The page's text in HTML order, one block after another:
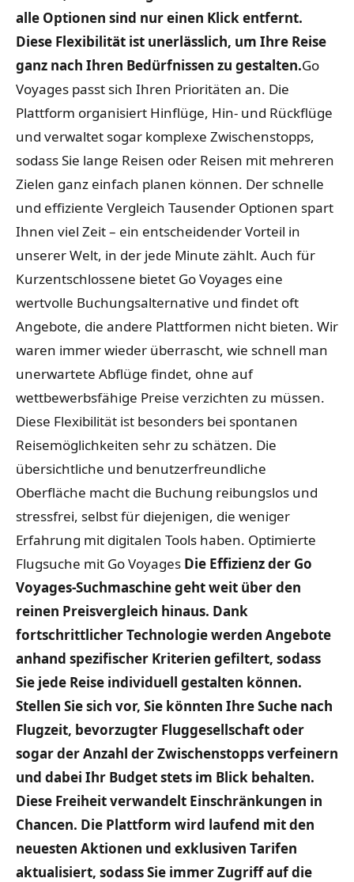
alle Optionen sind nur einen Klick entfernt.
Diese Flexibilität ist unerlässlich, um Ihre Reise
ganz nach Ihren Bedürfnissen zu gestalten.Go
Voyages passt sich Ihren Prioritäten an. Die
Plattform organisiert Hinflüge, Hin- und Rückflüge
und verwaltet sogar komplexe Zwischenstopps,
sodass Sie lange Reisen oder Reisen mit mehreren
Zielen ganz einfach planen können. Der schnelle
und effiziente Vergleich Tausender Optionen spart
Ihnen viel Zeit – ein entscheidender Vorteil in
unserer Welt, in der jede Minute zählt. Auch für
Kurzentschlossene bietet Go Voyages eine
wertvolle Buchungsalternative und findet oft
Angebote, die andere Plattformen nicht bieten. Wir
waren immer wieder überrascht, wie schnell man
unerwartete Abflüge findet, ohne auf
wettbewerbsfähige Preise verzichten zu müssen.
Diese Flexibilität ist besonders bei spontanen
Reisemöglichkeiten sehr zu schätzen. Die
übersichtliche und benutzerfreundliche
Oberfläche macht die Buchung reibungslos und
stressfrei, selbst für diejenigen, die weniger
Erfahrung mit digitalen Tools haben. Optimierte
Flugsuche mit Go Voyages Die Effizienz der Go
Voyages-Suchmaschine geht weit über den
reinen Preisvergleich hinaus. Dank
fortschrittlicher Technologie werden Angebote
anhand spezifischer Kriterien gefiltert, sodass
Sie jede Reise individuell gestalten können.
Stellen Sie sich vor, Sie könnten Ihre Suche nach
Flugzeit, bevorzugter Fluggesellschaft oder
sogar der Anzahl der Zwischenstopps verfeinern
und dabei Ihr Budget stets im Blick behalten.
Diese Freiheit verwandelt Einschränkungen in
Chancen. Die Plattform wird laufend mit den
neuesten Aktionen und exklusiven Tarifen
aktualisiert, sodass Sie immer Zugriff auf die